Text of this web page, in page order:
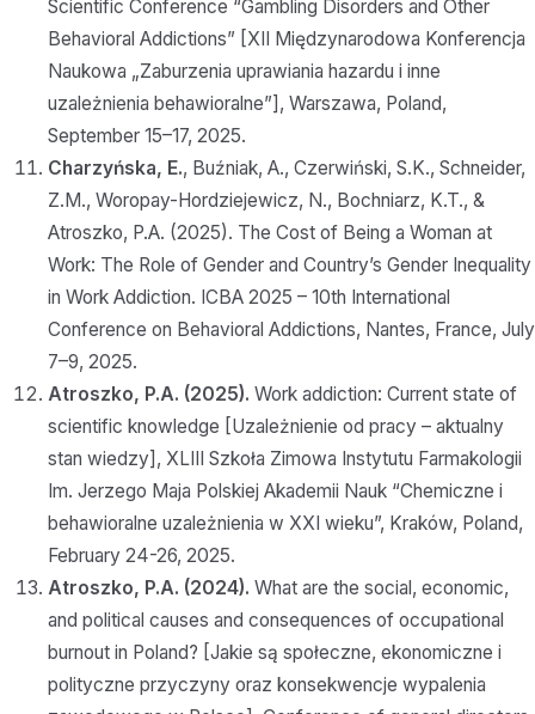
Scientific Conference “Gambling Disorders and Other
Behavioral Addictions” [XII Międzynarodowa Konferencja
Naukowa „Zaburzenia uprawiania hazardu i inne
uzależnienia behawioralne”], Warszawa, Poland,
September 15–17, 2025.
Charzyńska, E., Buźniak, A., Czerwiński, S.K., Schneider,
Z.M., Woropay-Hordziejewicz, N., Bochniarz, K.T., &
Atroszko, P.A. (2025). The Cost of Being a Woman at
Work: The Role of Gender and Country’s Gender Inequality
in Work Addiction. ICBA 2025 – 10th International
Conference on Behavioral Addictions, Nantes, France, July
7–9, 2025.
Atroszko, P.A. (2025). Work addiction: Current state of
scientific knowledge [Uzależnienie od pracy – aktualny
stan wiedzy], XLIII Szkoła Zimowa Instytutu Farmakologii
Im. Jerzego Maja Polskiej Akademii Nauk “Chemiczne i
behawioralne uzależnienia w XXI wieku”, Kraków, Poland,
February 24-26, 2025.
Atroszko, P.A. (2024). What are the social, economic,
and political causes and consequences of occupational
burnout in Poland? [Jakie są społeczne, ekonomiczne i
polityczne przyczyny oraz konsekwencje wypalenia